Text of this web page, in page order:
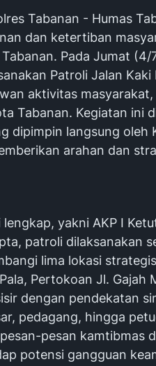
Tabanan - Humas
dan ketertiban
Pada Jumat
Patroli Jalan
aktivitas masyarakat,
Tabanan. Kegiatan ini
dipimpin langsung oleh
arahan dan
yakni AKP I
patroli dilaksanakan
lima lokasi
Pertokoan Jl. Gajah
dengan pendekatan
pedagang, hingga
pesan kamtibmas
potensi gangguan